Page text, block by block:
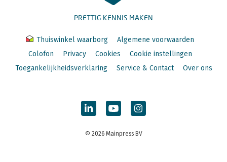
PRETTIG KENNIS MAKEN
Thuiswinkel waarborg
Algemene voorwaarden
Colofon
Privacy Cookies
Cookie instellingen
Toegankelijkheidsverklaring
Service & Contact Over ons
© 2026 Mainpress BV